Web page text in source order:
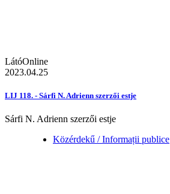
LátóOnline
2023.04.25
LIJ 118. - Sárfi N. Adrienn szerzői estje
Sárfi N. Adrienn szerzői estje
Közérdekű / Informații publice